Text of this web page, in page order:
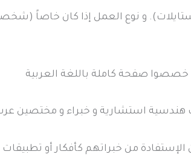
و نوع العمل إذا كان خاصاً
خصصوا صفحة كاملة باللغة العربية
استشارية و خبراء و مختصين
من خبراتهم كأفكار أو تطبيقات